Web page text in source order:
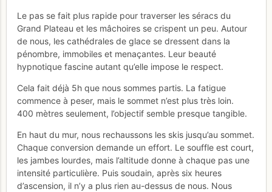
Le pas se fait plus rapide pour traverser les séracs du
Grand Plateau et les mâchoires se crispent un peu. Autour
de nous, les cathédrales de glace se dressent dans la
pénombre, immobiles et menaçantes. Leur beauté
hypnotique fascine autant qu’elle impose le respect.
Cela fait déjà 5h que nous sommes partis. La fatigue
commence à peser, mais le sommet n’est plus très loin.
400 mètres seulement, l’objectif semble presque tangible.
En haut du mur, nous rechaussons les skis jusqu’au sommet.
Chaque conversion demande un effort. Le souffle est court,
les jambes lourdes, mais l’altitude donne à chaque pas une
intensité particulière. Puis soudain, après six heures
d’ascension, il n’y a plus rien au-dessus de nous. Nous